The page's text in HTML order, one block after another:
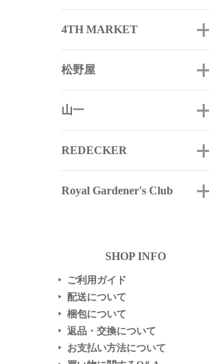
4TH MARKET
松野屋
山一
REDECKER
Royal Gardener's Club
SHOP INFO
▶ ご利用ガイド
▶ 配送について
▶ 梱包について
▶ 返品・交換について
▶ お支払い方法について